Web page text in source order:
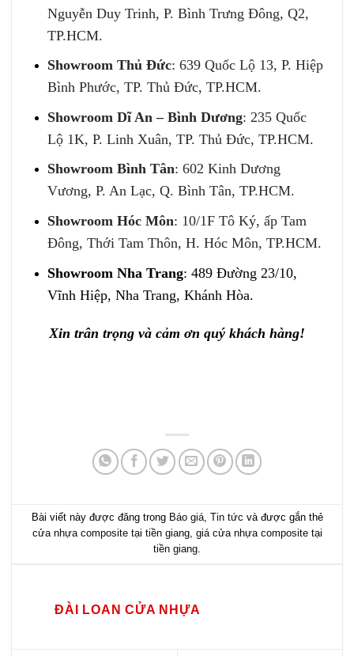
Nguyễn Duy Trinh, P. Bình Trưng Đông, Q2,
TP.HCM.
Showroom Thủ Đức: 639 Quốc Lộ 13, P. Hiệp
Bình Phước, TP. Thủ Đức, TP.HCM.
Showroom Dĩ An – Bình Dương: 235 Quốc
Lộ 1K, P. Linh Xuân, TP. Thủ Đức, TP.HCM.
Showroom Bình Tân: 602 Kinh Dương
Vương, P. An Lạc, Q. Bình Tân, TP.HCM.
Showroom Hóc Môn: 10/1F Tô Ký, ấp Tam
Đông, Thới Tam Thôn, H. Hóc Môn, TP.HCM.
Showroom Nha Trang: 489 Đường 23/10,
Vĩnh Hiệp, Nha Trang, Khánh Hòa.
Xin trân trọng và cảm ơn quý khách hàng!
Bài viết này được đăng trong Báo giá, Tin tức và được gắn thẻ
cửa nhựa composite tại tiền giang, giá cửa nhựa composite tại
tiền giang.
ĐÀI LOAN CỬA NHỰA